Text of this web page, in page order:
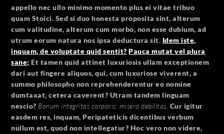
appello nec ullo minimo momento plus ei vitae tribuo
quam Stoici. Sed si duo honesta proposita sint, alterum
cum valitudine, alterum cum morbo, non esse dubium, ad
utrum eorum natura nos ipsa deductura sit. Idem iste,
inquam, de voluptate quid sentit? Pauca mutat vel plura
sane; Et tamen quid attinet luxuriosis ullam exceptionem
dari aut fingere aliquos, qui, cum luxuriose viverent, a
summo philosopho non reprehenderentur eo nomine
dumtaxat, cetera caverent? Utram tandem linguam
nescio? Bonum integritas corporis: misera debilitas. Cur igitur
easdem res, inquam, Peripateticis dicentibus verbum
nullum est, quod non intellegatur? Hoc vero non videre,